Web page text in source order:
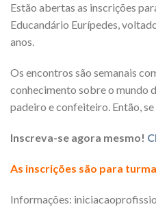
Estão abertas as inscrições
Educandário Eurípedes,
anos.
Os encontros são semanais
conhecimento sobre o mundo
padeiro e confeiteiro. Então, se
Inscreva-se agora mesmo!
As inscrições são para
Informações: